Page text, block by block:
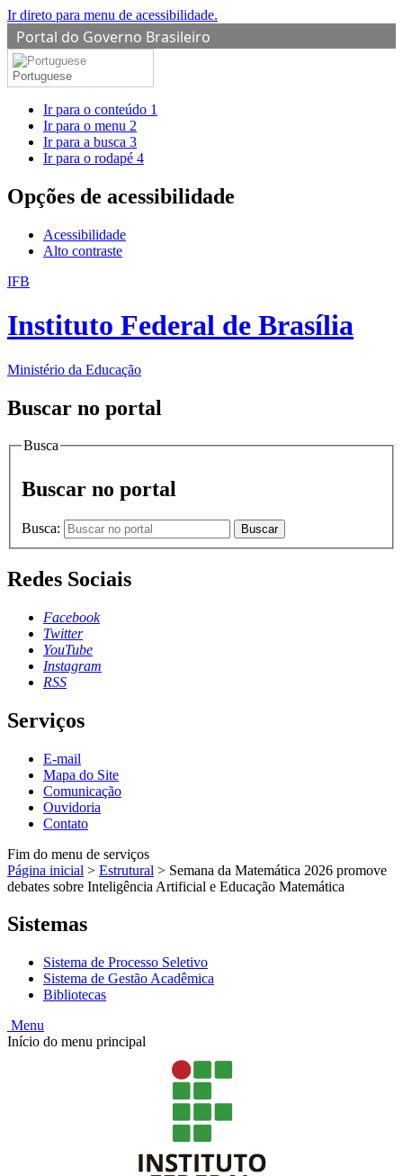
Ir direto para menu de acessibilidade.
Portal do Governo Brasileiro
Portuguese
Ir para o conteúdo 1
Ir para o menu 2
Ir para a busca 3
Ir para o rodapé 4
Opções de acessibilidade
Acessibilidade
Alto contraste
IFB
Instituto Federal de Brasília
Ministério da Educação
Buscar no portal
Busca
Buscar no portal
Busca: Buscar
Redes Sociais
Facebook
Twitter
YouTube
Instagram
RSS
Serviços
E-mail
Mapa do Site
Comunicação
Ouvidoria
Contato
Fim do menu de serviços
Página inicial > Estrutural > Semana da Matemática 2026 promove
debates sobre Inteligência Artificial e Educação Matemática
Sistemas
Sistema de Processo Seletivo
Sistema de Gestão Acadêmica
Bibliotecas
Menu
Início do menu principal